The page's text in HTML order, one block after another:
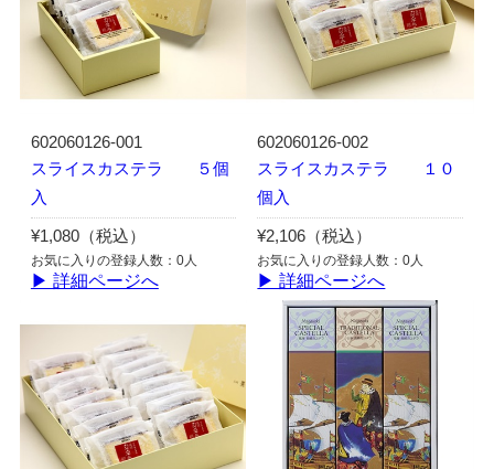
602060126-001
スライスカステラ ５個
入
¥1,080（税込）
お気に入りの登録人数：0人
▶ 詳細ページへ
602060126-002
スライスカステラ １０
個入
¥2,106（税込）
お気に入りの登録人数：0人
▶ 詳細ページへ